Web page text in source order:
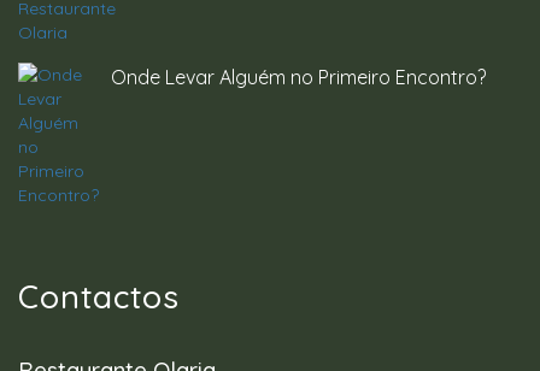
Onde Levar Alguém no Primeiro Encontro?
Contactos